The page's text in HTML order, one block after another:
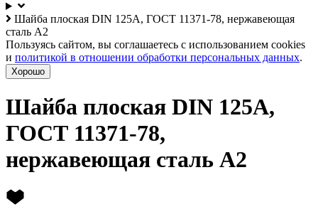
Шайба плоская DIN 125A, ГОСТ 11371-78, нержавеющая
сталь А2
Пользуясь сайтом, вы соглашаетесь с использованием cookies
и политикой в отношении обработки персональных данных.
Хорошо
Шайба плоская DIN 125A,
ГОСТ 11371-78,
нержавеющая сталь А2